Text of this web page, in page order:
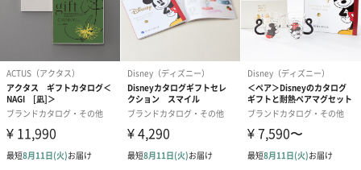
更になる可能性があります。
【ペア】雲月箸置き＆箸二膳セット
夜空に輝く月モチーフ
箸置きは夜空に輝く黄金色の月とその月にかかる浮き雲をモチー